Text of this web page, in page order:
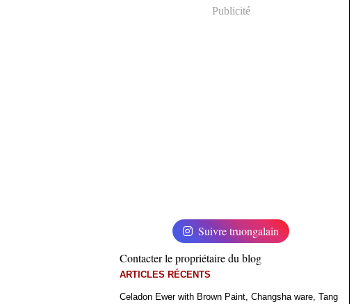
Publicité
Suivre truongalain
Contacter le propriétaire du blog
ARTICLES RÉCENTS
Celadon Ewer with Brown Paint, Changsha ware, Tang